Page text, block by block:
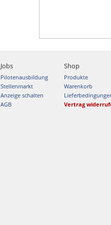
Jobs
Pilotenausbildung
Stellenmarkt
Anzeige schalten
AGB
Shop
Produkte
Warenkorb
Vertrag